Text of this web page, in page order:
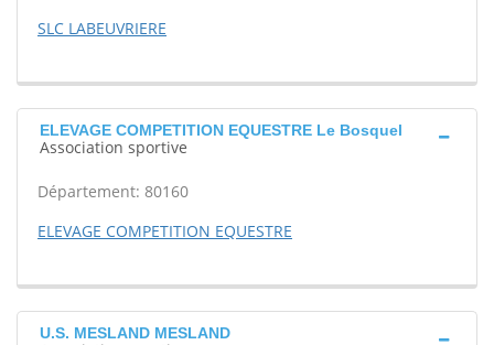
SLC LABEUVRIERE
ELEVAGE COMPETITION EQUESTRE Le Bosquel
Association sportive
Département: 80160
ELEVAGE COMPETITION EQUESTRE
U.S. MESLAND MESLAND